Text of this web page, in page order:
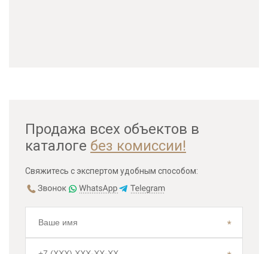
Продажа всех объектов в
каталоге без комиссии!
Свяжитесь с экспертом удобным способом: